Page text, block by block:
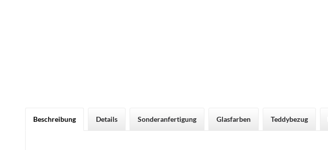
Beschreibung Details Sonderanfertigung Glasfarben Teddybezug